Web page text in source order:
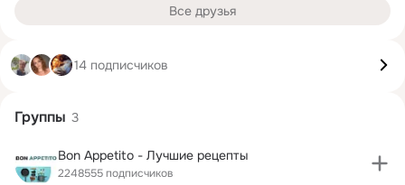
Все друзья
14 подписчиков
Группы 3
Bon Appetito - Лучшие рецепты
2248555 подписчиков